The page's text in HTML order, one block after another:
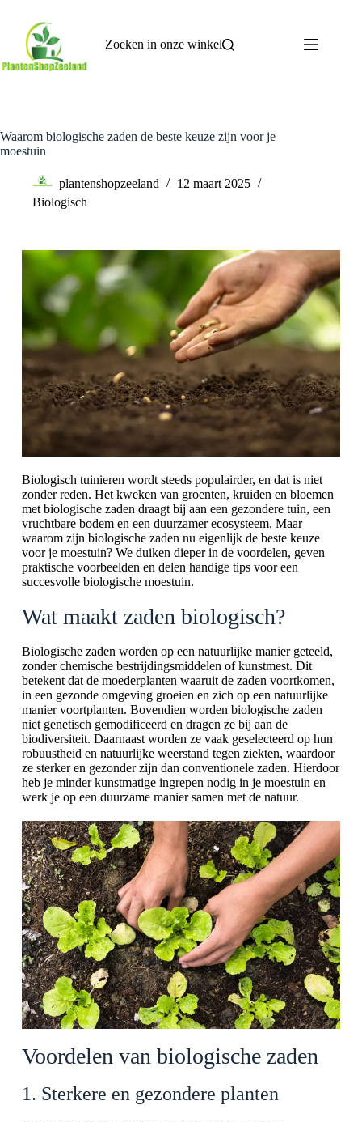
Zoeken in onze winkel
Waarom biologische zaden de beste keuze zijn voor je
moestuin
plantenshopzeeland
12 maart 2025
Biologisch
Biologisch tuinieren wordt steeds populairder, en dat is niet
zonder reden. Het kweken van groenten, kruiden en bloemen
met biologische zaden draagt bij aan een gezondere tuin, een
vruchtbare bodem en een duurzamer ecosysteem. Maar
waarom zijn biologische zaden nu eigenlijk de beste keuze
voor je moestuin? We duiken dieper in de voordelen, geven
praktische voorbeelden en delen handige tips voor een
succesvolle biologische moestuin.
Wat maakt zaden biologisch?
Biologische zaden worden op een natuurlijke manier geteeld,
zonder chemische bestrijdingsmiddelen of kunstmest. Dit
betekent dat de moederplanten waaruit de zaden voortkomen,
in een gezonde omgeving groeien en zich op een natuurlijke
manier voortplanten. Bovendien worden biologische zaden
niet genetisch gemodificeerd en dragen ze bij aan de
biodiversiteit. Daarnaast worden ze vaak geselecteerd op hun
robuustheid en natuurlijke weerstand tegen ziekten, waardoor
ze sterker en gezonder zijn dan conventionele zaden. Hierdoor
heb je minder kunstmatige ingrepen nodig in je moestuin en
werk je op een duurzame manier samen met de natuur.
Voordelen van biologische zaden
1. Sterkere en gezondere planten